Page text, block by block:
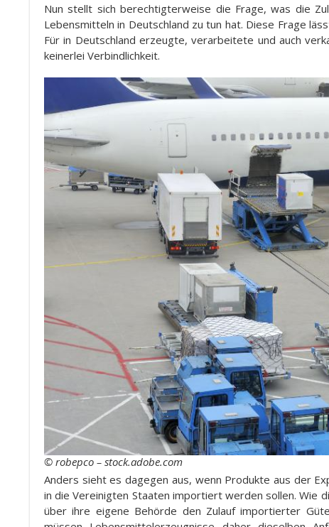
Nun stellt sich berechtigterweise die Frage, was die
Lebensmitteln in Deutschland zu tun hat. Diese Frage
Für in Deutschland erzeugte, verarbeitete und auch
keinerlei Verbindlichkeit.
© robepco – stock.adobe.com
Anders sieht es dagegen aus, wenn Produkte aus der
in die Vereinigten Staaten importiert werden sollen. Wie
über ihre eigene Behörde den Zulauf importierter